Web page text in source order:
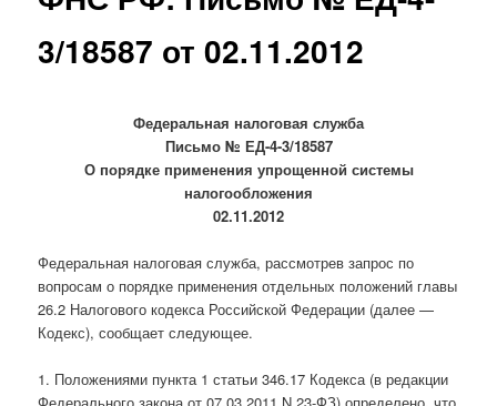
3/18587 от 02.11.2012
Федеральная налоговая служба
Письмо № ЕД-4-3/18587
О порядке применения упрощенной системы
налогообложения
02.11.2012
Федеральная налоговая служба, рассмотрев запрос по
вопросам о порядке применения отдельных положений главы
26.2 Налогового кодекса Российской Федерации (далее —
Кодекс), сообщает следующее.
1. Положениями пункта 1 статьи 346.17 Кодекса (в редакции